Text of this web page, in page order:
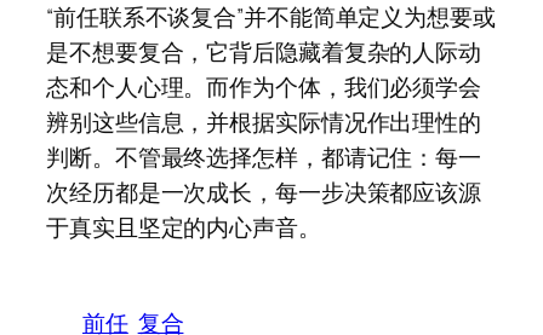
“前任联系不谈复合”并不能简单定义为想要或
是不想要复合，它背后隐藏着复杂的人际动
态和个人心理。而作为个体，我们必须学会
辨别这些信息，并根据实际情况作出理性的
判断。不管最终选择怎样，都请记住：每一
次经历都是一次成长，每一步决策都应该源
于真实且坚定的内心声音。
前任 复合